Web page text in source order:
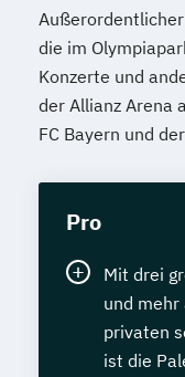
die im
Konzerte und
der Allianz Arena
FC Bayern und
Pro
Mit drei
und
privaten
ist die